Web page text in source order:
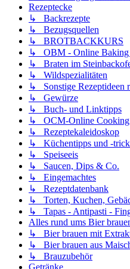
Rezeptecke
↳ Backrezepte
↳ Bezugsquellen
↳ BROTBACKKURS
↳ OBM - Online Baking
↳ Braten im
↳ Wildspezialitäten
↳ Sonstige Rezeptideen
↳ Gewürze
↳ Buch- und Linktipps
↳ OCM-Online Cooking
↳ Rezeptekaleidoskop
↳ Küchentipps und -
↳ Speiseeis
↳ Saucen, Dips & Co.
↳ Eingemachtes
↳ Rezeptdatenbank
↳ Torten, Kuchen,
↳ Tapas - Antipasti -
Alles rund ums Bier
↳ Bier brauen mit
↳ Bier brauen aus
↳ Brauzubehör